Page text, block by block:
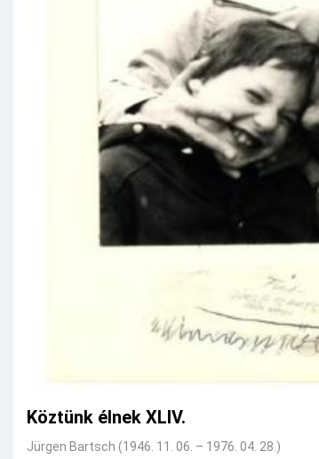
Köztünk élnek XLIV.
Jürgen Bartsch (1946. 11. 06. – 1976. 04. 28.)